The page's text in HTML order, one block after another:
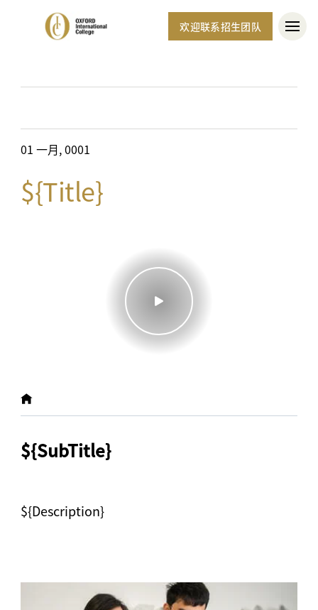
欢迎联系招生团队
01 一月, 0001
${Title}
${SubTitle}
${Description}